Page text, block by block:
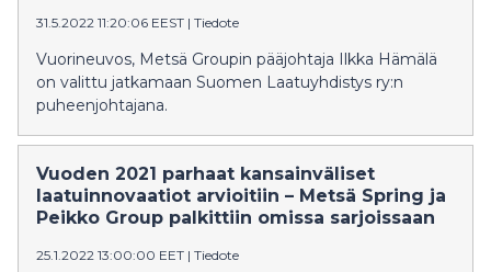
31.5.2022 11:20:06 EEST | Tiedote
Vuorineuvos, Metsä Groupin pääjohtaja Ilkka Hämälä
on valittu jatkamaan Suomen Laatuyhdistys ry:n
puheenjohtajana.
Vuoden 2021 parhaat kansainväliset
laatuinnovaatiot arvioitiin – Metsä Spring ja
Peikko Group palkittiin omissa sarjoissaan
25.1.2022 13:00:00 EET | Tiedote